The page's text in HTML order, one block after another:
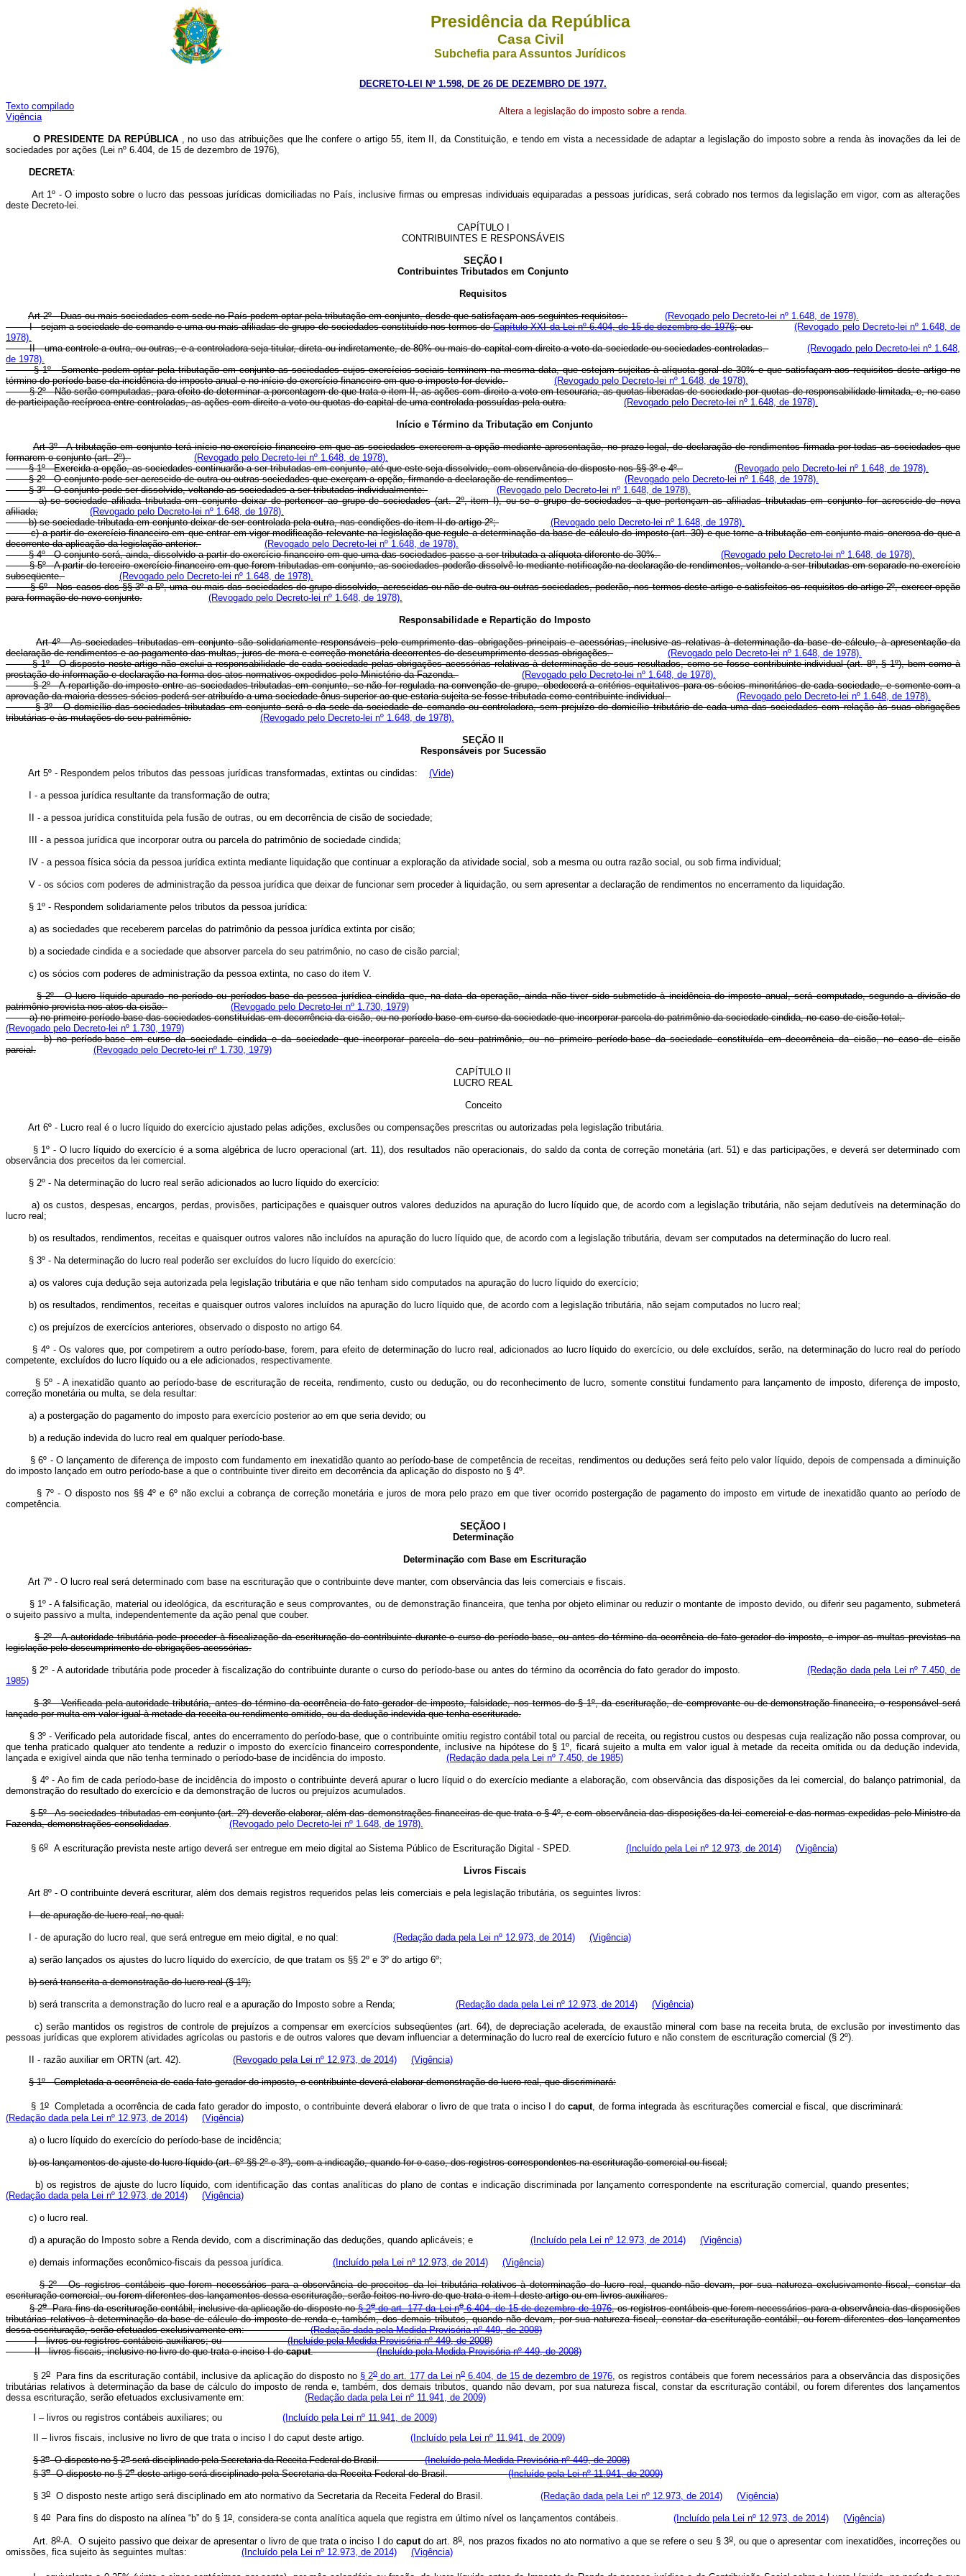
Presidência da República
Casa Civil
Subchefia para Assuntos Jurídicos
DECRETO-LEI Nº 1.598, DE 26 DE DEZEMBRO DE 1977.
Texto compilado
Vigência
Altera a legislação do imposto sobre a renda.
O PRESIDENTE DA REPÚBLICA, no uso das atribuições que lhe confere o artigo 55, item II, da Constituição, e tendo em vista a necessidade de adaptar a legislação do imposto sobre a renda às inovações da lei de
sociedades por ações (Lei nº 6.404, de 15 de dezembro de 1976),
DECRETA:
Art 1º - O imposto sobre o lucro das pessoas jurídicas domiciliadas no País, inclusive firmas ou empresas individuais equiparadas a pessoas jurídicas, será cobrado nos termos da legislação em vigor, com as alterações
deste Decreto-lei.
CAPÍTULO I
CONTRIBUINTES E RESPONSÁVEIS
SEÇÃO I
Contribuintes Tributados em Conjunto
Requisitos
Art 2º - Duas ou mais sociedades com sede no País podem optar pela tributação em conjunto, desde que satisfaçam aos seguintes requisitos:
(Revogado pelo Decreto-lei nº 1.648, de 1978).
I - sejam a sociedade de comando e uma ou mais afiliadas de grupo de sociedades constituído nos termos doCapítulo XXI da Lei nº 6.404, de 15 de dezembro de 1976; ou
(Revogado pelo Decreto-lei nº 1.648, de
1978).
II - uma controle a outra, ou outras, e a controladora seja titular, direta ou indiretamente, de 80% ou mais do capital com direito a voto da sociedade ou sociedades controladas.
(Revogado pelo Decreto-lei nº 1.648,
de 1978).
§ 1º - Somente podem optar pela tributação em conjunto as sociedades cujos exercícios sociais terminem na mesma data, que estejam sujeitas à alíquota geral de 30% e que satisfaçam aos requisitos deste artigo no
término do período-base da incidência do imposto anual e no início do exercício financeiro em que o imposto for devido.
(Revogado pelo Decreto-lei nº 1.648, de 1978).
§ 2º - Não serão computadas, para efeito de determinar a porcentagem de que trata o item II, as ações com direito a voto em tesouraria, as quotas liberadas de sociedade por quotas de responsabilidade limitada, e, no caso
de participação recíproca entre controladas, as ações com direito a voto ou quotas do capital de uma controlada possuídas pela outra.
(Revogado pelo Decreto-lei nº 1.648, de 1978).
Início e Término da Tributação em Conjunto
Art 3º - A tributação em conjunto terá início no exercício financeiro em que as sociedades exercerem a opção mediante apresentação, no prazo legal, de declaração de rendimentos firmada por todas as sociedades que
formarem o conjunto (art. 2º).
(Revogado pelo Decreto-lei nº 1.648, de 1978).
§ 1º - Exercida a opção, as sociedades continuarão a ser tributadas em conjunto, até que este seja dissolvido, com observância do disposto nos §§ 3º e 4º.
(Revogado pelo Decreto-lei nº 1.648, de 1978).
§ 2º - O conjunto pode ser acrescido de outra ou outras sociedades que exerçam a opção, firmando a declaração de rendimentos.
(Revogado pelo Decreto-lei nº 1.648, de 1978).
§ 3º - O conjunto pode ser dissolvido, voltando as sociedades a ser tributadas individualmente:
(Revogado pelo Decreto-lei nº 1.648, de 1978).
a) se sociedade afiliada tributada em conjunto deixar de pertencer ao grupo de sociedades (art. 2º, item I), ou se o grupo de sociedades a que pertençam as afiliadas tributadas em conjunto for acrescido de nova
afiliada;
(Revogado pelo Decreto-lei nº 1.648, de 1978).
b) se sociedade tributada em conjunto deixar de ser controlada pela outra, nas condições do item II do artigo 2º;
(Revogado pelo Decreto-lei nº 1.648, de 1978).
c) a partir do exercício financeiro em que entrar em vigor modificação relevante na legislação que regule a determinação da base de cálculo do imposto (art. 30) e que torne a tributação em conjunto mais onerosa do que a
decorrente da aplicação da legislação anterior.
(Revogado pelo Decreto-lei nº 1.648, de 1978).
§ 4º - O conjunto será, ainda, dissolvido a partir do exercício financeiro em que uma das sociedades passe a ser tributada a alíquota diferente de 30%.
(Revogado pelo Decreto-lei nº 1.648, de 1978).
§ 5º - A partir do terceiro exercício financeiro em que forem tributadas em conjunto, as sociedades poderão dissolvê-lo mediante notificação na declaração de rendimentos, voltando a ser tributadas em separado no exercício
subseqüente.
(Revogado pelo Decreto-lei nº 1.648, de 1978).
§ 6º - Nos casos dos §§ 3º a 5º, uma ou mais das sociedades do grupo dissolvido, acrescidas ou não de outra ou outras sociedades, poderão, nos termos deste artigo e satisfeitos os requisitos do artigo 2º, exercer opção
para formação de novo conjunto.
(Revogado pelo Decreto-lei nº 1.648, de 1978).
Responsabilidade e Repartição do Imposto
Art 4º - As sociedades tributadas em conjunto são solidariamente responsáveis pelo cumprimento das obrigações principais e acessórias, inclusive as relativas à determinação da base de cálculo, à apresentação da
declaração de rendimentos e ao pagamento das multas, juros de mora e correção monetária decorrentes do descumprimento dessas obrigações.
(Revogado pelo Decreto-lei nº 1.648, de 1978).
§ 1º - O disposto neste artigo não exclui a responsabilidade de cada sociedade pelas obrigações acessórias relativas à determinação de seus resultados, como se fosse contribuinte individual (art. 8º, § 1º), bem como à
prestação de informação e declaração na forma dos atos normativos expedidos peIo Ministério da Fazenda.
(Revogado pelo Decreto-lei nº 1.648, de 1978).
§ 2º - A repartição do imposto entre as sociedades tributadas em conjunto, se não for regulada na convenção de grupo, obedecerá a critérios equitativos para os sócios minoritários de cada sociedade, e somente com a
aprovação da maioria desses sócios poderá ser atribuído a uma sociedade ônus superior ao que estaria sujeita se fosse tributada como contribuinte individual.
(Revogado pelo Decreto-lei nº 1.648, de 1978).
§ 3º - O domicílio das sociedades tributadas em conjunto será o da sede da sociedade de comando ou controladora, sem prejuízo do domicílio tributário de cada uma das sociedades com relação às suas obrigações
tributárias e às mutações do seu patrimônio.
(Revogado pelo Decreto-lei nº 1.648, de 1978).
SEÇÃO II
Responsáveis por Sucessão
Art 5º - Respondem pelos tributos das pessoas jurídicas transformadas, extintas ou cindidas: (Vide)
I - a pessoa jurídica resultante da transformação de outra;
II - a pessoa jurídica constituída pela fusão de outras, ou em decorrência de cisão de sociedade;
III - a pessoa jurídica que incorporar outra ou parcela do patrimônio de sociedade cindida;
IV - a pessoa física sócia da pessoa jurídica extinta mediante liquidação que continuar a exploração da atividade social, sob a mesma ou outra razão social, ou sob firma individual;
V - os sócios com poderes de administração da pessoa jurídica que deixar de funcionar sem proceder à liquidação, ou sem apresentar a declaração de rendimentos no encerramento da liquidação.
§ 1º - Respondem solidariamente pelos tributos da pessoa jurídica:
a) as sociedades que receberem parcelas do patrimônio da pessoa jurídica extinta por cisão;
b) a sociedade cindida e a sociedade que absorver parcela do seu patrimônio, no caso de cisão parcial;
c) os sócios com poderes de administração da pessoa extinta, no caso do item V.
§ 2º - O lucro líquido apurado no período ou períodos-base da pessoa jurídica cindida que, na data da operação, ainda não tiver sido submetido à incidência do imposto anual, será computado, segundo a divisão do
patrimônio prevista nos atos da cisão:
(Revogado pelo Decreto-lei nº 1.730, 1979)
a) no primeiro período-base das sociedades constituídas em decorrência da cisão, ou no período-base em curso da sociedade que incorporar parcela do patrimônio da sociedade cindida, no caso de cisão total;
(Revogado pelo Decreto-lei nº 1.730, 1979)
b) no período-base em curso da sociedade cindida e da sociedade que incorporar parcela do seu patrimônio, ou no primeiro período-base da sociedade constituída em decorrência da cisão, no caso de cisão
parcial.
(Revogado pelo Decreto-lei nº 1.730, 1979)
CAPÍTULO II
LUCRO REAL
Conceito
Art 6º - Lucro real é o lucro líquido do exercício ajustado pelas adições, exclusões ou compensações prescritas ou autorizadas pela legislação tributária.
§ 1º - O lucro líquido do exercício é a soma algébrica de lucro operacional (art. 11), dos resultados não operacionais, do saldo da conta de correção monetária (art. 51) e das participações, e deverá ser determinado com
observância dos preceitos da lei comercial.
§ 2º - Na determinação do lucro real serão adicionados ao lucro líquido do exercício:
a) os custos, despesas, encargos, perdas, provisões, participações e quaisquer outros valores deduzidos na apuração do lucro líquido que, de acordo com a legislação tributária, não sejam dedutíveis na determinação do
lucro real;
b) os resultados, rendimentos, receitas e quaisquer outros valores não incluídos na apuração do lucro líquido que, de acordo com a legislação tributária, devam ser computados na determinação do lucro real.
§ 3º - Na determinação do lucro real poderão ser excluídos do lucro líquido do exercício:
a) os valores cuja dedução seja autorizada pela legislação tributária e que não tenham sido computados na apuração do lucro líquido do exercício;
b) os resultados, rendimentos, receitas e quaisquer outros valores incluídos na apuração do lucro líquido que, de acordo com a legislação tributária, não sejam computados no lucro real;
c) os prejuízos de exercícios anteriores, observado o disposto no artigo 64.
§ 4º - Os valores que, por competirem a outro período-base, forem, para efeito de determinação do lucro real, adicionados ao lucro líquido do exercício, ou dele excluídos, serão, na determinação do lucro real do período
competente, excluídos do lucro líquido ou a ele adicionados, respectivamente.
§ 5º - A inexatidão quanto ao período-base de escrituração de receita, rendimento, custo ou dedução, ou do reconhecimento de lucro, somente constitui fundamento para lançamento de imposto, diferença de imposto,
correção monetária ou multa, se dela resultar:
a) a postergação do pagamento do imposto para exercício posterior ao em que seria devido; ou
b) a redução indevida do lucro real em qualquer período-base.
§ 6º - O lançamento de diferença de imposto com fundamento em inexatidão quanto ao período-base de competência de receitas, rendimentos ou deduções será feito pelo valor líquido, depois de compensada a diminuição
do imposto lançado em outro período-base a que o contribuinte tiver direito em decorrência da aplicação do disposto no § 4º.
§ 7º - O disposto nos §§ 4º e 6º não exclui a cobrança de correção monetária e juros de mora pelo prazo em que tiver ocorrido postergação de pagamento do imposto em virtude de inexatidão quanto ao período de
competência.
SEÇÃOO I
Determinação
Determinação com Base em Escrituração
Art 7º - O lucro real será determinado com base na escrituração que o contribuinte deve manter, com observância das leis comerciais e fiscais.
§ 1º - A falsificação, material ou ideológica, da escrituração e seus comprovantes, ou de demonstração financeira, que tenha por objeto eliminar ou reduzir o montante de imposto devido, ou diferir seu pagamento, submeterá
o sujeito passivo a multa, independentemente da ação penal que couber.
§ 2º - A autoridade tributária pode proceder à fiscalização da escrituração do contribuinte durante o curso do período-base, ou antes do término da ocorrência do fato gerador do imposto, e impor as multas previstas na
legislação pelo descumprimento de obrigações acessórias.
§ 2º - A autoridade tributária pode proceder à fiscalização do contribuinte durante o curso do período-base ou antes do término da ocorrência do fato gerador do imposto.(Redação dada pela Lei nº 7.450, de
1985)
§ 3º - Verificada pela autoridade tributária, antes do término da ocorrência do fato gerador de imposto, falsidade, nos termos do § 1º, da escrituração, de comprovante ou de demonstração financeira, o responsável será
lançado por multa em valor igual à metade da receita ou rendimento omitido, ou da dedução indevida que tenha escriturado.
§ 3º -Verificado pela autoridade fiscal, antes do encerramento do período-base, que o contribuinte omitiu registro contábil total ou parcial de receita, ou registrou custos ou despesas cuja realização não possa comprovar, ou
que tenha praticado qualquer ato tendente a reduzir o imposto do exercício financeiro correspondente, inclusive na hipótese do § 1º, ficará sujeito a multa em valor igual à metade da receita omitida ou da dedução indevida,
lançada e exigível ainda que não tenha terminado o período-base de incidência do imposto. (Redação dada pela Lei nº 7.450, de 1985)
§ 4º - Ao fim de cada período-base de incidência do imposto o contribuinte deverá apurar o lucro líquid o do exercício mediante a elaboração, com observância das disposições da lei comercial, do balanço patrimonial, da
demonstração do resultado do exercício e da demonstração de lucros ou prejuízos acumulados.
§ 5º - As sociedades tributadas em conjunto (art. 2º) deverão elaborar, além das demonstrações financeiras de que trata o § 4º, e com observância das disposições da lei comercial e das normas expedidas pelo Ministro da
Fazenda, demonstrações consolidadas. (Revogado pelo Decreto-lei nº 1.648, de 1978).
§ 6o A escrituração prevista neste artigo deverá ser entregue em meio digital ao Sistema Público de Escrituração Digital - SPED. (Incluído pela Lei nº 12.973, de 2014) (Vigência)
Livros Fiscais
Art 8º - O contribuinte deverá escriturar, além dos demais registros requeridos pelas leis comerciais e pela legislação tributária, os seguintes livros:
I - de apuração de lucro real, no qual:
I - de apuração do lucro real, que será entregue em meio digital, e no qual: (Redação dada pela Lei nº 12.973, de 2014) (Vigência)
a) serão lançados os ajustes do lucro líquido do exercício, de que tratam os §§ 2º e 3º do artigo 6º;
b) será transcrita a demonstração do lucro real (§ 1º);
b) será transcrita a demonstração do lucro real e a apuração do Imposto sobre a Renda; (Redação dada pela Lei nº 12.973, de 2014) (Vigência)
c) serão mantidos os registros de controle de prejuízos a compensar em exercícios subseqüentes (art. 64), de depreciação acelerada, de exaustão mineral com base na receita bruta, de exclusão por investimento das
pessoas jurídicas que explorem atividades agrícolas ou pastoris e de outros valores que devam influenciar a determinação do lucro real de exercício futuro e não constem de escrituração comercial (§ 2º).
II - razão auxiliar em ORTN (art. 42). (Revogado pela Lei nº 12.973, de 2014) (Vigência)
§ 1º - Completada a ocorrência de cada fato gerador do imposto, o contribuinte deverá elaborar demonstração do lucro real, que discriminará:
§ 1oCompletada a ocorrência de cada fato gerador do imposto, o contribuinte deverá elaborar o livro de que trata o inciso I docaput, de forma integrada às escriturações comercial e fiscal, que discriminará:
(Redação dada pela Lei nº 12.973, de 2014)
(Vigência)
a) o lucro líquido do exercício do período-base de incidência;
b) os lançamentos de ajuste do lucro líquido (art. 6º §§ 2º e 3º), com a indicação, quando for o caso, dos registros correspondentes na escrituração comercial ou fiscal;
b) os registros de ajuste do lucro líquido, com identificação das contas analíticas do plano de contas e indicação discriminada por lançamento correspondente na escrituração comercial, quando presentes;
(Redação dada pela Lei nº 12.973, de 2014)
(Vigência)
c) o lucro real.
d) a apuração do Imposto sobre a Renda devido, com a discriminação das deduções, quando aplicáveis; e (Incluído pela Lei nº 12.973, de 2014) (Vigência)
e) demais informações econômico-fiscais da pessoa jurídica. (Incluído pela Lei nº 12.973, de 2014) (Vigência)
§ 2º - Os registros contábeis que forem necessários para a observância de preceitos da lei tributária relativos à determinação do lucro real, quando não devam, por sua natureza exclusivamente fiscal, constar da
escrituração comercial, ou forem diferentes dos lançamentos dessa escrituração, serão feitos no livro de que trata o item I deste artigo ou em livros auxiliares.
§ 2oPara fins da escrituração contábil, inclusive da aplicação do disposto no§ 2odo art. 177 da Lei no6.404, de 15 de dezembro de 1976, os registros contábeis que forem necessários para a observância das disposições
tributárias relativos à determinação da base de cálculo do imposto de renda e, também, dos demais tributos, quando não devam, por sua natureza fiscal, constar da escrituração contábil, ou forem diferentes dos lançamentos
dessa escrituração, serão efetuados exclusivamente em:(Redação dada pela Medida Provisória nº 449, de 2008)
I - livros ou registros contábeis auxiliares; ou(Incluído pela Medida Provisória nº 449, de 2008)
II - livros fiscais, inclusive no livro de que trata o inciso I docaput.(Incluído pela Medida Provisória nº 449, de 2008)
§ 2oPara fins da escrituração contábil, inclusive da aplicação do disposto no § 2odo art. 177 da Lei no6.404, de 15 de dezembro de 1976, os registros contábeis que forem necessários para a observância das disposições
tributárias relativos à determinação da base de cálculo do imposto de renda e, também, dos demais tributos, quando não devam, por sua natureza fiscal, constar da escrituração contábil, ou forem diferentes dos lançamentos
dessa escrituração, serão efetuados exclusivamente em: (Redação dada pela Lei nº 11.941, de 2009)
I – livros ou registros contábeis auxiliares; ou (Incluído pela Lei nº 11.941, de 2009)
II – livros fiscais, inclusive no livro de que trata o inciso I do caputdeste artigo. (Incluído pela Lei nº 11.941, de 2009)
§ 3oO disposto no § 2oserá disciplinado pela Secretaria da Receita Federal do Brasil.
(Incluído pela Medida Provisória nº 449, de 2008)
§ 3oO disposto no § 2odeste artigo será disciplinado pela Secretaria da Receita Federal do Brasil.(Incluído pela Lei nº 11.941, de 2009)
§ 3oO disposto neste artigo será disciplinado em ato normativo da Secretaria da Receita Federal do Brasil. (Redação dada pela Lei nº 12.973, de 2014) (Vigência)
§ 4oPara fins do disposto na alínea “b” do § 1o, considera-se conta analítica aquela que registra em último nível os lançamentos contábeis. (Incluído pela Lei nº 12.973, de 2014) (Vigência)
Art. 8o-A. O sujeito passivo que deixar de apresentar o livro de que trata o inciso I do caputdo art. 8o, nos prazos fixados no ato normativo a que se refere o seu § 3o, ou que o apresentar com inexatidões, incorreções ou
omissões, fica sujeito às seguintes multas: (Incluído pela Lei nº 12.973, de 2014) (Vigência)